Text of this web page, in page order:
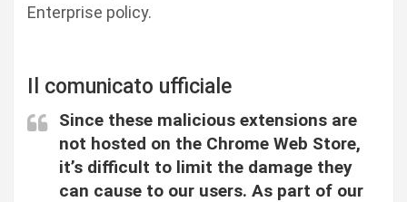
Enterprise policy.
Il comunicato ufficiale
Since these malicious extensions are
not hosted on the Chrome Web Store,
it’s difficult to limit the damage they
can cause to our users. As part of our